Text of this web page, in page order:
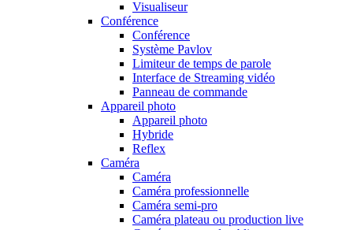
Visualiseur
Conférence
Conférence
Système Pavlov
Limiteur de temps de parole
Interface de Streaming vidéo
Panneau de commande
Appareil photo
Appareil photo
Hybride
Reflex
Caméra
Caméra
Caméra professionnelle
Caméra semi-pro
Caméra plateau ou production live